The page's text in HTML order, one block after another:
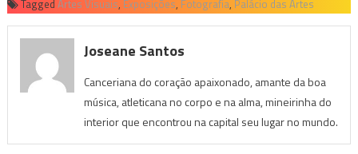
Tagged Artes Visuais, Exposições, Fotografia, Palácio das Artes
Joseane Santos
Canceriana do coração apaixonado, amante da boa
música, atleticana no corpo e na alma, mineirinha do
interior que encontrou na capital seu lugar no mundo.